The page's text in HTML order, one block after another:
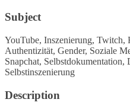
Subject
YouTube, Inszenierung, Twitch,
Authentizität, Gender, Soziale
Snapchat,
Selbstinszenierung
Description